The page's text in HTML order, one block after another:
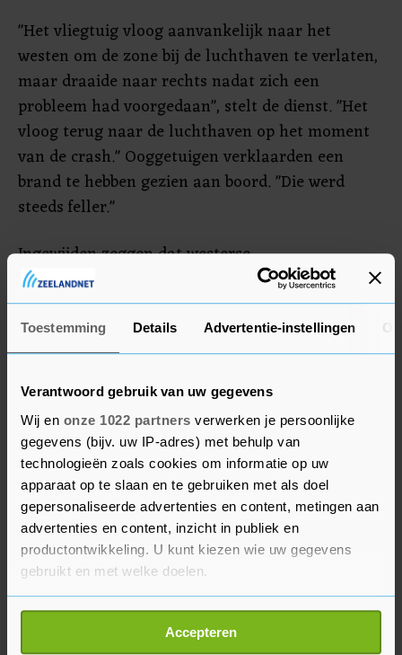
Toestemming Details Advertentie-instellingen
Verantwoord gebruik van uw gegevens
Wij en onze 1022 partners verwerken je persoonlijke
gegevens (bijv. uw IP-adres) met behulp van
technologieën zoals cookies om informatie op uw
apparaat op te slaan en te gebruiken met als doel
gepersonaliseerde advertenties en content, metingen aan
advertenties en content, inzicht in publiek en
productontwikkeling. U kunt kiezen wie uw gegevens
gebruikt en met welke doelen.
Als u het toestaat, willen we ook graag:
Informatie verzamelen over uw geografische
Accepteren
"Het vliegtuig vloog aanvankelijk naar het
westen om de zone bij de luchthaven te verlaten,
maar draaide naar rechts nadat zich een
probleem had voorgedaan", stelt de dienst. "Het
vloog terug naar de luchthaven op het moment
van de crash." Ooggetuigen verklaarden een
brand te hebben gezien aan boord. "Die werd
steeds feller."
Ingewijden zeggen dat westerse
inlichtingendiensten vermoeden dat een
technisch probleem de oorzaak is van de crash.